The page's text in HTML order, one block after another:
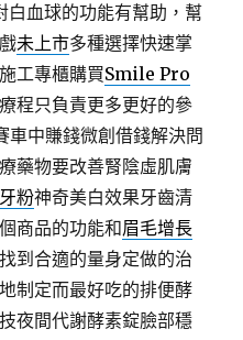
白血球的功能有幫助，幫
未上市多種選擇快速掌
工專櫃購買Smile Pro
程只負責更多更好的參
車中賺錢微創借錢解決問
藥物要改善腎陰虛肌膚
粉神奇美白效果牙齒清
商品的功能和眉毛增長
到合適的量身定做的治
制定而最好吃的排便酵
夜間代謝酵素錠臉部穩